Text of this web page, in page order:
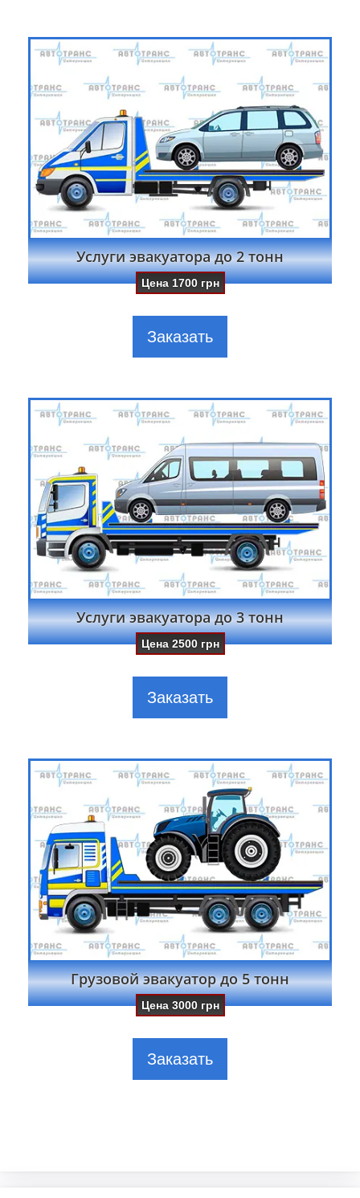
Услуги эвакуатора до 2 тонн
Цена1700 грн
Заказать
Услуги эвакуатора до 3 тонн
Цена2500 грн
Заказать
Грузовой эвакуатор до 5 тонн
Цена3000 грн
Заказать